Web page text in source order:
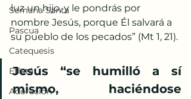
Semana Santa
Pascua
Catequesis
Effetá
Adoración
luz un hijo, y le pondrás por
nombre Jesús, porque Él salvará a
su pueblo de los pecados” (Mt 1, 21).
Jesús “se humilló a sí
mismo, haciéndose